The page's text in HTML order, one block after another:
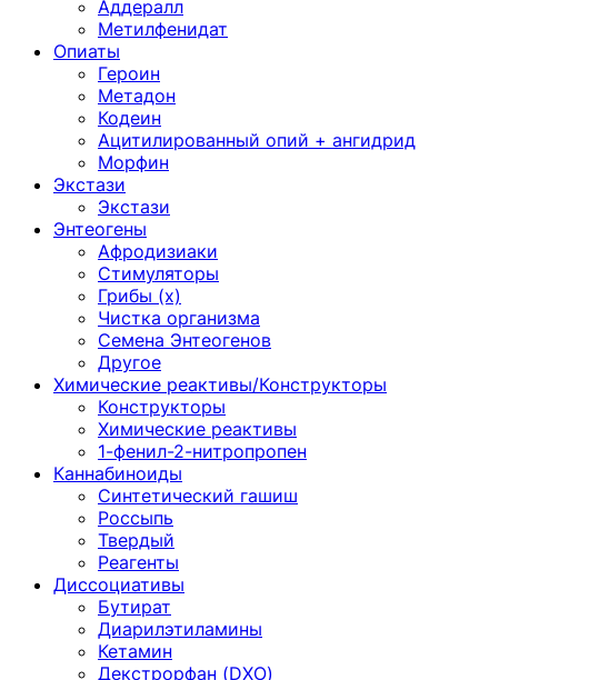
Аддералл
Метилфенидат
Опиаты
Героин
Метадон
Кодеин
Ацитилированный опий + ангидрид
Морфин
Экстази
Экстази
Энтеогены
Афродизиаки
Стимуляторы
Грибы (х)
Чистка организма
Семена Энтеогенов
Другое
Химические реактивы/Конструкторы
Конструкторы
Химические реактивы
1-фенил-2-нитропропен
Каннабиноиды
Синтетический гашиш
Россыпь
Твердый
Реагенты
Диссоциативы
Бутират
Диарилэтиламины
Кетамин
Декстрорфан (DXO)